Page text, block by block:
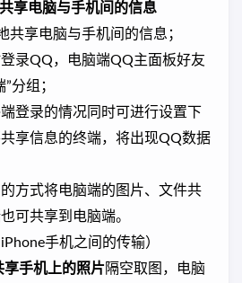
享电脑与手机间的信息
共享电脑与手机间的信息；
录QQ，电脑端QQ主面板好友
分组；
登录的情况同时可进行设置下
享信息的终端，将出现QQ数据
方式将电脑端的图片、文件共
可共享到电脑端。
手机之间的传输）
享手机上的照片隔空取图，电脑